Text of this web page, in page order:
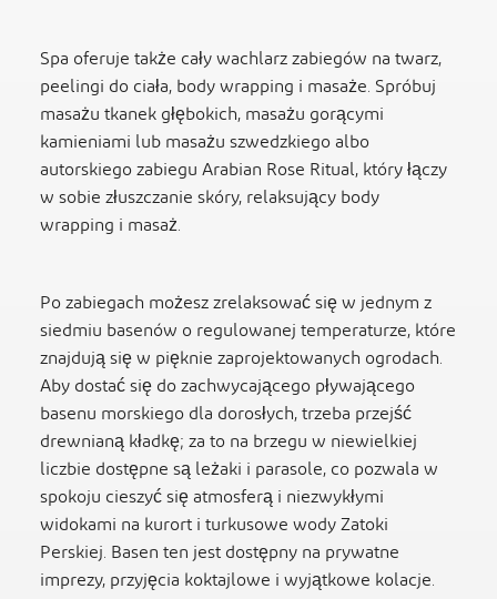
Spa oferuje także cały wachlarz zabiegów na twarz,
peelingi do ciała, body wrapping i masaże. Spróbuj
masażu tkanek głębokich, masażu gorącymi
kamieniami lub masażu szwedzkiego albo
autorskiego zabiegu Arabian Rose Ritual, który łączy
w sobie złuszczanie skóry, relaksujący body
wrapping i masaż.
Po zabiegach możesz zrelaksować się w jednym z
siedmiu basenów o regulowanej temperaturze, które
znajdują się w pięknie zaprojektowanych ogrodach.
Aby dostać się do zachwycającego pływającego
basenu morskiego dla dorosłych, trzeba przejść
drewnianą kładkę; za to na brzegu w niewielkiej
liczbie dostępne są leżaki i parasole, co pozwala w
spokoju cieszyć się atmosferą i niezwykłymi
widokami na kurort i turkusowe wody Zatoki
Perskiej. Basen ten jest dostępny na prywatne
imprezy, przyjęcia koktajlowe i wyjątkowe kolacje.